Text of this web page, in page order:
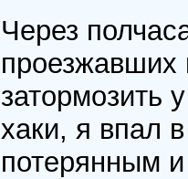
Через
проезжавших
затормозить
хаки, я впал
потерянным